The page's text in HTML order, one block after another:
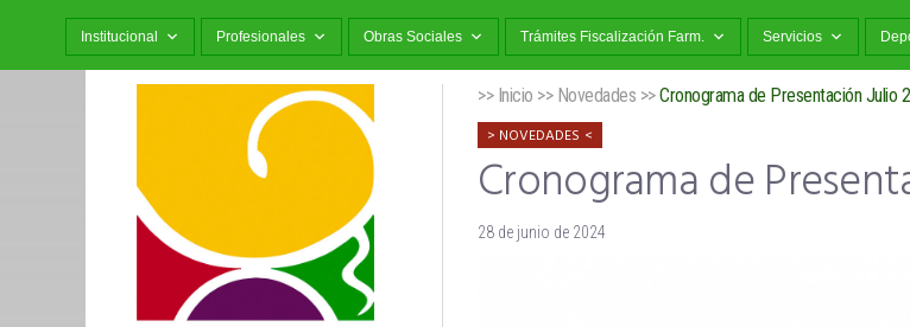
Institucional Profesionales Obras Sociales Trámites Fiscalización Farm. Servicios
>> Inicio >> Novedades >>Cronograma de Presentación Julio
NOVEDADES
Cronograma de
28 de junio de 2024